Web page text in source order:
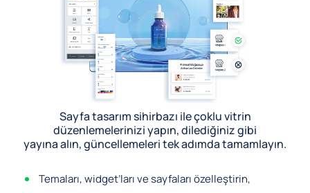
Sayfa tasarım sihirbazı ile çoklu vitrin
düzenlemelerinizi yapın, dilediğiniz gibi
yayına alın, güncellemeleri tek adımda tamamlayın.
Temaları, widget’ları ve sayfaları özelleştirin,